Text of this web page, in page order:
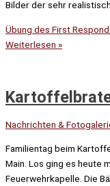
Bilder der sehr
Übung des First
Weiterlesen »
Nachrichten &
Familientag beim
Main. Los ging es heute
Feuerwehrkapelle. Die